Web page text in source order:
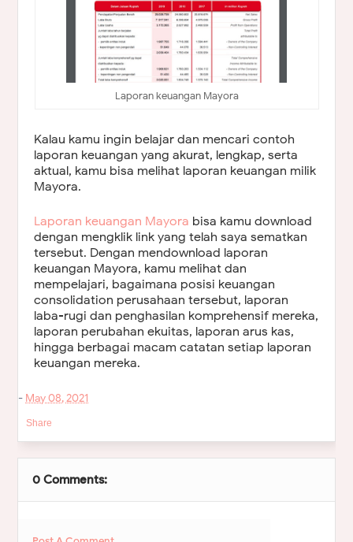
Laporan keuangan Mayora
Kalau kamu ingin belajar dan mencari contoh
laporan keuangan yang akurat, lengkap, serta
aktual, kamu bisa melihat laporan keuangan milik
Mayora.
Laporan keuangan Mayora bisa kamu download
dengan mengklik link yang telah saya sematkan
tersebut. Dengan mendownload laporan
keuangan Mayora, kamu melihat dan
mempelajari, bagaimana posisi keuangan
consolidation perusahaan tersebut, laporan
laba-rugi dan penghasilan komprehensif mereka,
laporan perubahan ekuitas, laporan arus kas,
hingga berbagai macam catatan setiap laporan
keuangan mereka.
- May 08, 2021
Share
0 Comments: